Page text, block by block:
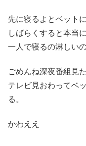
先に寝るよとベット
しばらくすると本当
一人で寝るの淋しい
ごめんね深夜番組見
テレビ見おわってベ
る。
かわええ